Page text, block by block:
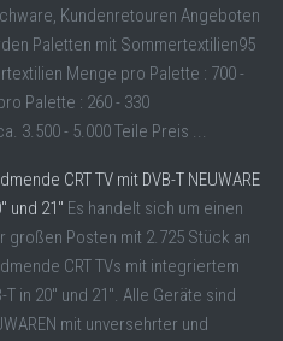
Kundenretouren Angeboten
Paletten mit Sommertextilien95
Menge pro Palette : 700 -
Palette : 260 - 330
3.500 - 5.000 Teile Preis ...
CRT TV mit DVB-T NEUWARE
und 21″ Es handelt sich um einen
großen Posten mit 2.725 Stück an
CRT TVs mit integriertem
T in 20" und 21". Alle Geräte sind
mit unversehrter und